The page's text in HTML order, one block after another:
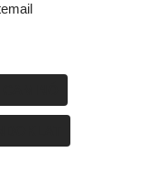
email